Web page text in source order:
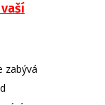
zabývá